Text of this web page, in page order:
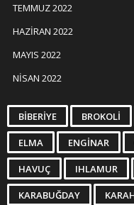
TEMMUZ 2022
HAZIRAN 2022
MAYIS 2022
NISAN 2022
BIBERIYE BROKOLI
ELMA ENGINAR
HAVUÇ IHLAMUR
KARABUĞDAY